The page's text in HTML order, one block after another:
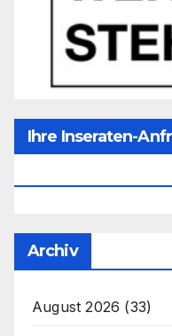
Ihre Inseraten-
Archiv
August 2026 (33)